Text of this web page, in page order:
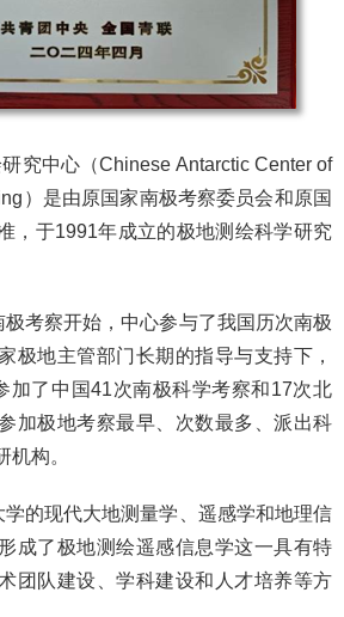
究中心（Chinese Antarctic Center of
）是由原国家南极考察委员会和原国
，于1991年成立的极地测绘科学研究
极考察开始，中心参与了我国历次南极
极地主管部门长期的指导与支持下，
加了中国41次南极科学考察和17次北
加极地考察最早、次数最多、派出科
构。
学的现代大地测量学、遥感学和地理信
成了极地测绘遥感信息学这一具有特
团队建设、学科建设和人才培养等方